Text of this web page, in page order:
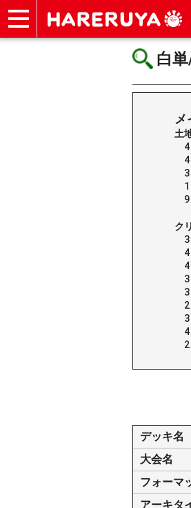
白
土
4
4
3
1
9
ク
3
4
4
3
3
2
3
4
2
デッキ名
大会名
フォーマ
アーキタ